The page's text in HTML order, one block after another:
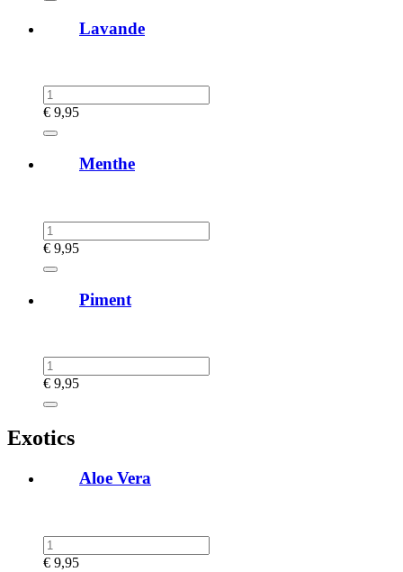
Lavande
€ 9,95
Menthe
€ 9,95
Piment
€ 9,95
Exotics
Aloe Vera
€ 9,95